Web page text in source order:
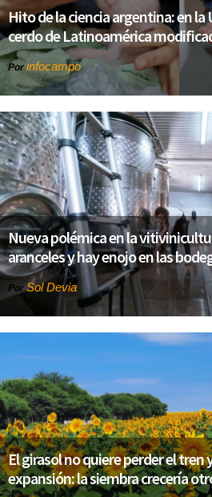
Hito de la ciencia argentina: en la
cerdo de Latinoamérica
Por infocampo
Nueva polémica en la
aranceles y hay enojo en las
PorSol Devia
El girasol no quiere perder el tren
expansión: la siembra crecería